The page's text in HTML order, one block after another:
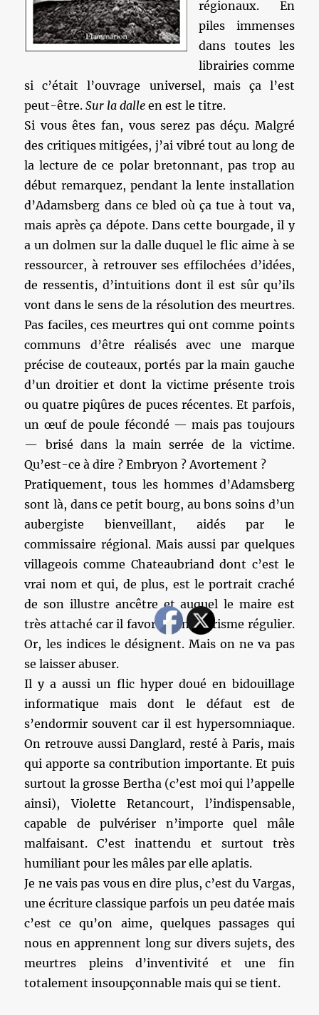
régionaux. En
piles immenses
dans toutes les
librairies comme
si c’était l’ouvrage universel, mais ça l’est
peut-être.Sur la dalle en est le titre.
Si vous êtes fan, vous serez pas déçu. Malgré
des critiques mitigées, j’ai vibré tout au long de
la lecture de ce polar bretonnant, pas trop au
début remarquez, pendant la lente installation
d’Adamsberg dans ce bled où ça tue à tout va,
mais après ça dépote. Dans cette bourgade, il y
a un dolmen sur la dalle duquel le flic aime à se
ressourcer, à retrouver ses effilochées d’idées,
de ressentis, d’intuitions dont il est sûr qu’ils
vont dans le sens de la résolution des meurtres.
Pas faciles, ces meurtres qui ont comme points
communs d’être réalisés avec une marque
précise de couteaux, portés par la main gauche
d’un droitier et dont la victime présente trois
ou quatre piqûres de puces récentes. Et parfois,
un œuf de poule fécondé — mais pas toujours
— brisé dans la main serrée de la victime.
Qu’est-ce à dire ? Embryon ? Avortement ?
Pratiquement, tous les hommes d’Adamsberg
sont là, dans ce petit bourg, au bons soins d’un
aubergiste bienveillant, aidés par le
commissaire régional. Mais aussi par quelques
villageois comme Chateaubriand dont c’est le
vrai nom et qui, de plus, est le portrait craché
de son illustre ancêtre et auquel le maire est
très attaché car il favorise un tourisme régulier.
Or, les indices le désignent. Mais on ne va pas
se laisser abuser.
Il y a aussi un flic hyper doué en bidouillage
informatique mais dont le défaut est de
s’endormir souvent car il est hypersomniaque.
On retrouve aussi Danglard, resté à Paris, mais
qui apporte sa contribution importante. Et puis
surtout la grosse Bertha (c’est moi qui l’appelle
ainsi), Violette Retancourt, l’indispensable,
capable de pulvériser n’importe quel mâle
malfaisant. C’est inattendu et surtout très
humiliant pour les mâles par elle aplatis.
Je ne vais pas vous en dire plus, c’est du Vargas,
une écriture classique parfois un peu datée mais
c’est ce qu’on aime, quelques passages qui
nous en apprennent long sur divers sujets, des
meurtres pleins d’inventivité et une fin
totalement insoupçonnable mais qui se tient.